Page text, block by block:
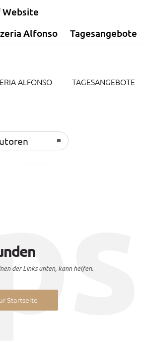
Alfonso
Tagesangebote
ALFONSO TAGESANGEBOTE
der Links unten, kann helfen.
Startseite